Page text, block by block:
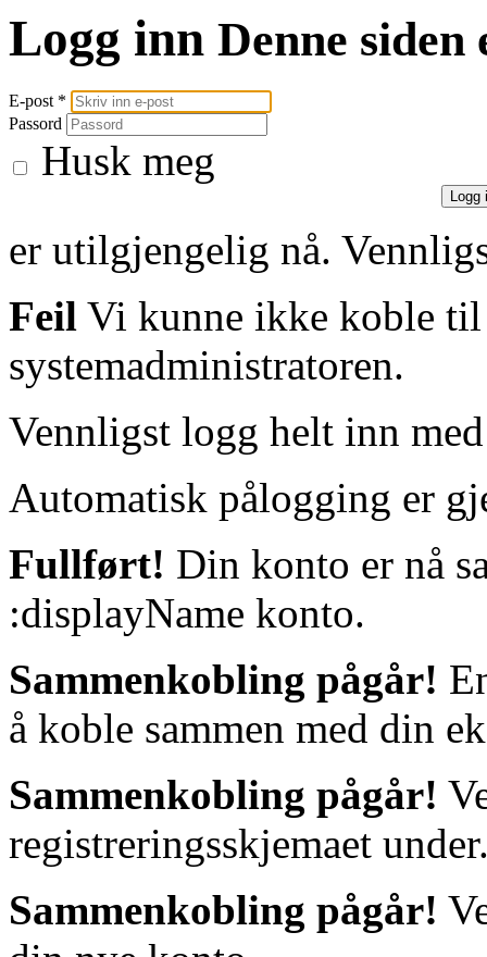
Logg inn Denne
E-post *
Passord
Husk meg
er utilgjengelig nå.
Feil Vi kunne ikke koble
systemadministratoren.
Vennligst logg helt inn
Automatisk pålogging er
Fullført! Din konto er nå
:displayName konto.
Sammenkobling pågår!
å koble sammen med din
Sammenkobling pågår!
registreringsskjemaet
Sammenkobling pågår!